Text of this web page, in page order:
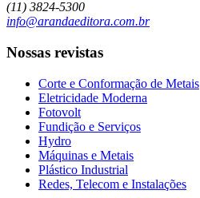
(11) 3824-5300
info@arandaeditora.com.br
Nossas revistas
Corte e Conformação de Metais
Eletricidade Moderna
Fotovolt
Fundição e Serviços
Hydro
Máquinas e Metais
Plástico Industrial
Redes, Telecom e Instalações